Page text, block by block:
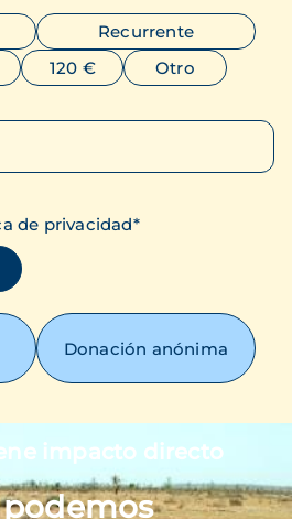
Recurrente
120 €
Otro
de privacidad*
Donación anónima
impacto directo
podemos